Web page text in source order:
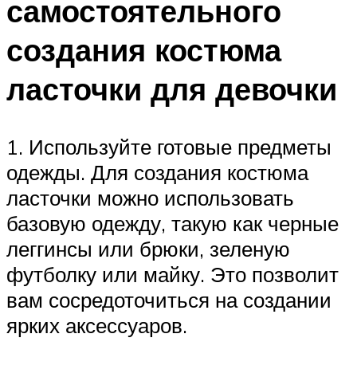
самостоятельного
создания костюма
ласточки для девочки
1. Используйте готовые предметы
одежды. Для создания костюма
ласточки можно использовать
базовую одежду, такую как черные
леггинсы или брюки, зеленую
футболку или майку. Это позволит
вам сосредоточиться на создании
ярких аксессуаров.